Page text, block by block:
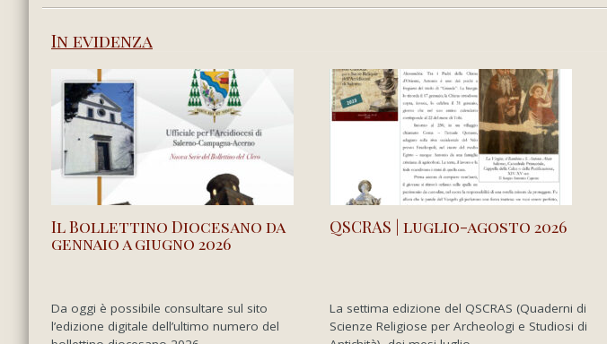
In evidenza
Il Bollettino Diocesano da
gennaio a giugno 2026
Da oggi è possibile consultare sul sito
l’edizione digitale dell’ultimo numero del
QSCRAS | luglio-agosto 2026
La settima edizione del QSCRAS (Quaderni di
Scienze Religiose per Archeologi e Studiosi di